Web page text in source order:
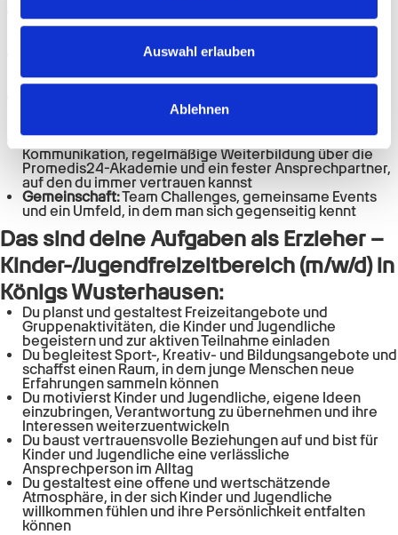
personalisieren, Funktionen für soziale Medien anbieten
zu können und die Zugriffe auf unsere Website zu
soziale Medien, Werbung und Analysen weiter. Unsere
Partner führen diese Informationen möglicherweise mit
weiteren Daten zusammen, die Sie ihnen bereitgestellt
haben oder die sie im Rahmen Ihrer Nutzung der Dienste
gesammelt haben.
Auswahl erlauben
Ablehnen
plus Urlaubs- & Weihnachtsgeld, und bis zu 50 €
Deutschlandticket oder
deine Überstunden und frei an deinem Geburtstag
Sport & Bewegung sowie mentale Unterstützung und
Wachstum & Support:Schulungen in gewaltfreier
Kommunikation, regelmäßige Weiterbildung über die
Promedis24-Akademie und ein fester Ansprechpartner,
auf den du immer vertrauen kannst
Gemeinschaft:Team Challenges, gemeinsame Events
und ein Umfeld, in dem man sich gegenseitig kennt
Das sind deine Aufgaben als Erzieher –
Kinder-/Jugendfreizeitbereich (m/w/d) in
Königs Wusterhausen:
Du planst und gestaltest Freizeitangebote und
Gruppenaktivitäten, die Kinder und Jugendliche
begeistern und zur aktiven Teilnahme einladen
Du begleitest Sport-, Kreativ- und Bildungsangebote und
schaffst einen Raum, in dem junge Menschen neue
Erfahrungen sammeln können
Du motivierst Kinder und Jugendliche, eigene Ideen
einzubringen, Verantwortung zu übernehmen und ihre
Interessen weiterzuentwickeln
Du baust vertrauensvolle Beziehungen auf und bist für
Kinder und Jugendliche eine verlässliche
Ansprechperson im Alltag
Du gestaltest eine offene und wertschätzende
Atmosphäre, in der sich Kinder und Jugendliche
willkommen fühlen und ihre Persönlichkeit entfalten
können